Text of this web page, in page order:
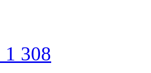
1 308